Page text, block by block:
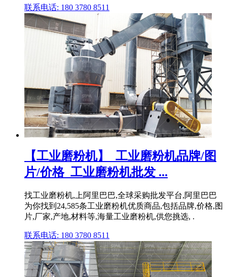
联系电话: 180 3780 8511
【工业磨粉机】_工业磨粉机品牌/图
片/价格_工业磨粉机批发 ...
找工业磨粉机,上阿里巴巴,全球采购批发平台,阿里巴巴
为你找到24,585条工业磨粉机优质商品,包括品牌,价格,图
片,厂家,产地,材料等,海量工业磨粉机,供您挑选, .
联系电话: 180 3780 8511